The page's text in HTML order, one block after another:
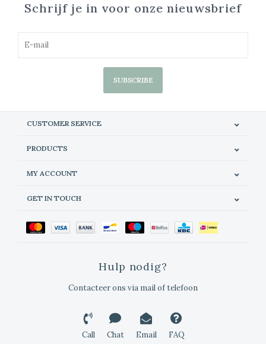
Schrijf je in voor onze nieuwsbrief
SUBSCRIBE
CUSTOMER SERVICE
PRODUCTS
MY ACCOUNT
GET IN TOUCH
Hulp nodig?
Contacteer ons via mail of telefoon
Call Chat Email FAQ